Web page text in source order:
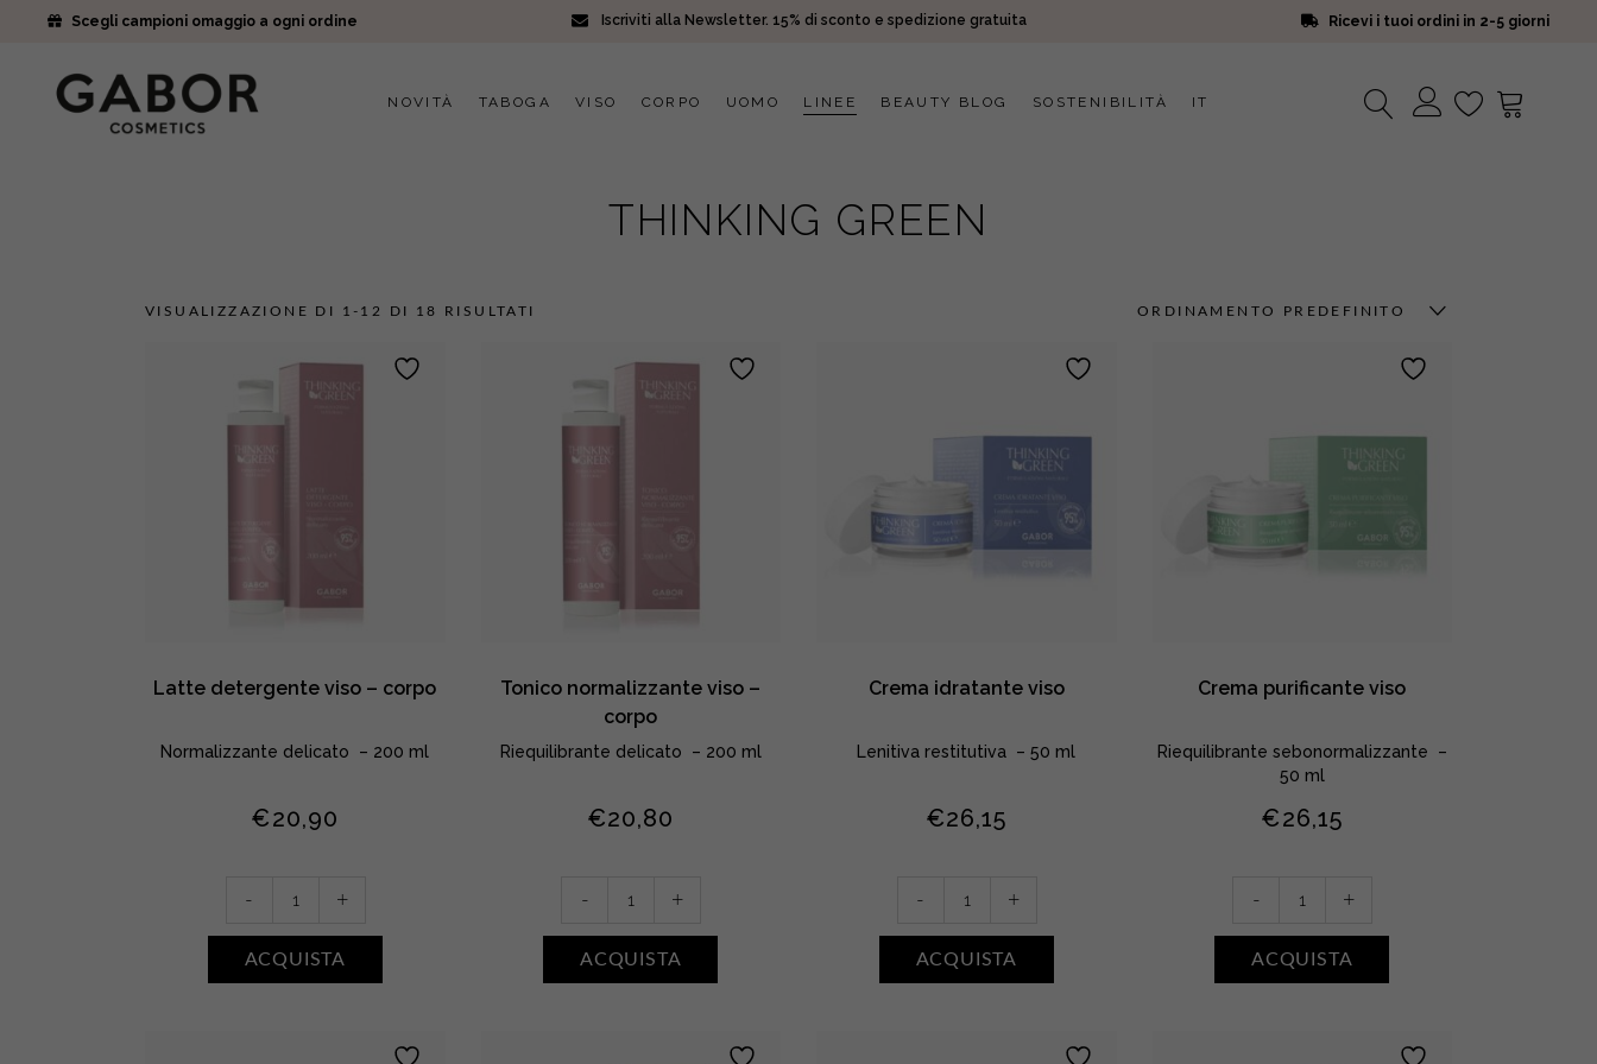
Scegli campioni omaggio a ogni ordine Iscriviti alla Newsletter. 15% di sconto e spedizione gratuita Ricevi i tuoi ordini in 2-5 giorni
NOVITÀ TABOGA VISO CORPO UOMO LINEE BEAUTY BLOG SOSTENIBILITÀ IT
THINKING GREEN
VISUALIZZAZIONE DI 1-12 DI 18 RISULTATI ORDINAMENTO PREDEFINITO
Latte detergente viso – corpo
Normalizzante delicato – 200 ml
€20,90
viso
- +
ACQUISTA
Tonico normalizzante viso –
corpo
Riequilibrante delicato – 200 ml
€20,80
viso
- +
ACQUISTA
Crema idratante viso
Lenitiva restitutiva – 50 ml
€26,15
viso
quantity
- +
ACQUISTA
Crema purificante viso
Riequilibrante sebonormalizzante –
50 ml
€26,15
viso
quantity
- +
ACQUISTA